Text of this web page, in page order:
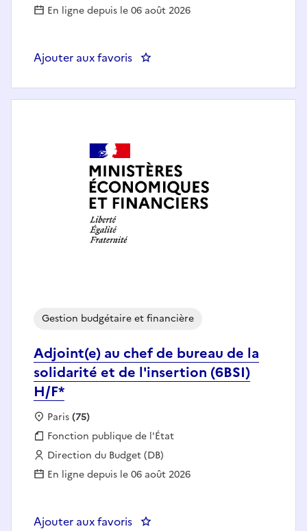
En ligne depuis le 06 août 2026
Ajouter aux favoris : Chef(fe) de bureau de
Adjoint(e) au chef de bureau de la
solidarité et de l'insertion (6BSI)
H/F*
Gestion budgétaire et financière
Localisation :
Paris(75)
Fonction publique :
Fonction publique de l'État
Employeur :
Direction du Budget (DB)
En ligne depuis le 06 août 2026
Ajouter aux favoris : Adjoint(e) au chef de bureau